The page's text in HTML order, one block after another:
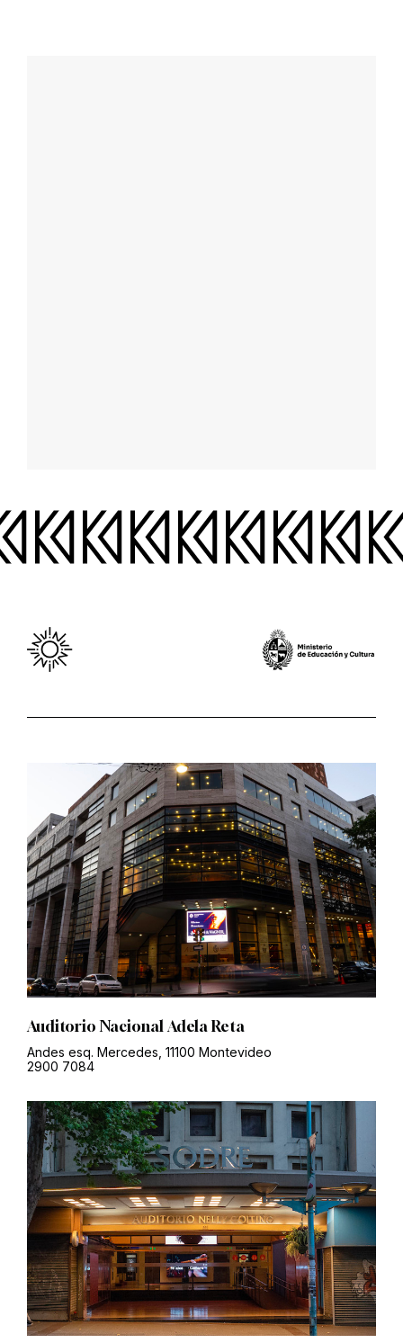
Auditorio Nacional Adela Reta
Andes esq. Mercedes, 11100 Montevideo
2900 7084